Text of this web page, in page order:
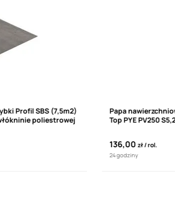
Profil SBS (7,5m2)
poliestrowej
Papa
Top PYE PV250
136,00zł rol.
24 godziny